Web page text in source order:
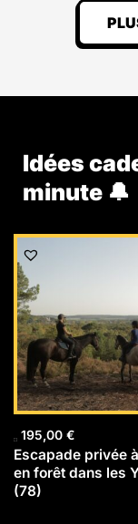
Idées
minute 🔔
195,00 €
Escapade privée
en forêt dans les
(78)